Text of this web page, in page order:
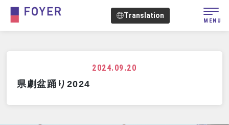
Translation
MENU
2024.09.20
県劇盆踊り2024